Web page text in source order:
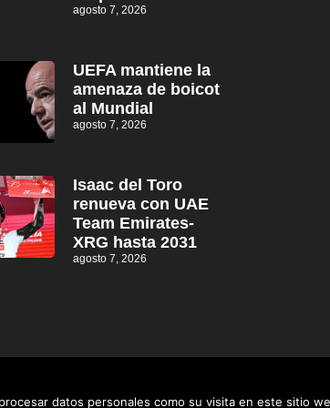
agosto 7, 2026
UEFA mantiene la
amenaza de boicot
al Mundial
agosto 7, 2026
Isaac del Toro
renueva con UAE
Team Emirates-
XRG hasta 2031
agosto 7, 2026
© 2026
datos personales como su visita en este sitio